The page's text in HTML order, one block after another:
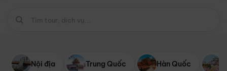
Nội địa Trung Quốc Hàn Quốc